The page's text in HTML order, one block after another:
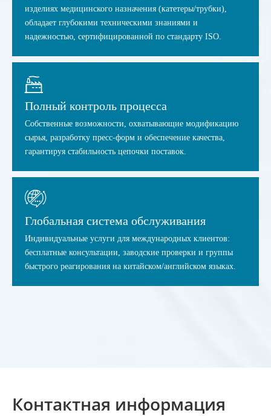
изделиях медицинского назначения (катетеры/трубки),
обладает глубокими техническими знаниями и
надежностью, сертифицированной по стандарту ISO.
Полный контроль процесса​
Собственные возможности, охватывающие модификацию
сырья, разработку пресс-форм и обеспечение качества,
гарантируя стабильность цепочки поставок.
Глобальная система обслуживания​
Индивидуальные услуги для международных клиентов:
бесплатные консультации, заводские проверки и группы
быстрого реагирования на китайском/английском языках.
Контактная информация